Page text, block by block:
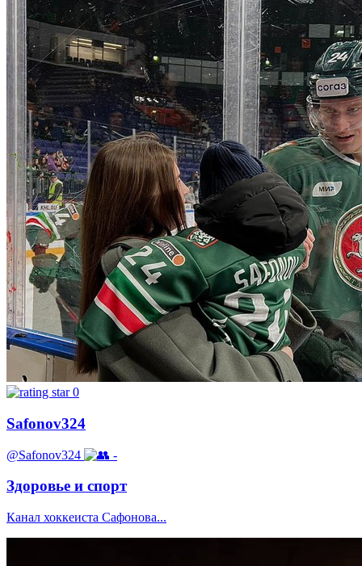
0
Safonov324
@Safonov324 -
Здоровье и спорт
Канал хоккеиста Сафонова...